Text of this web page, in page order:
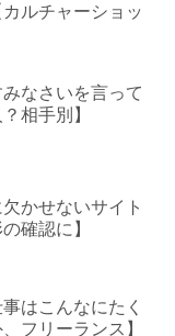
ルチャーショッ
なさいを言って
相手別】
かせないサイト
確認に】
はこんなにたく
フリーランス】